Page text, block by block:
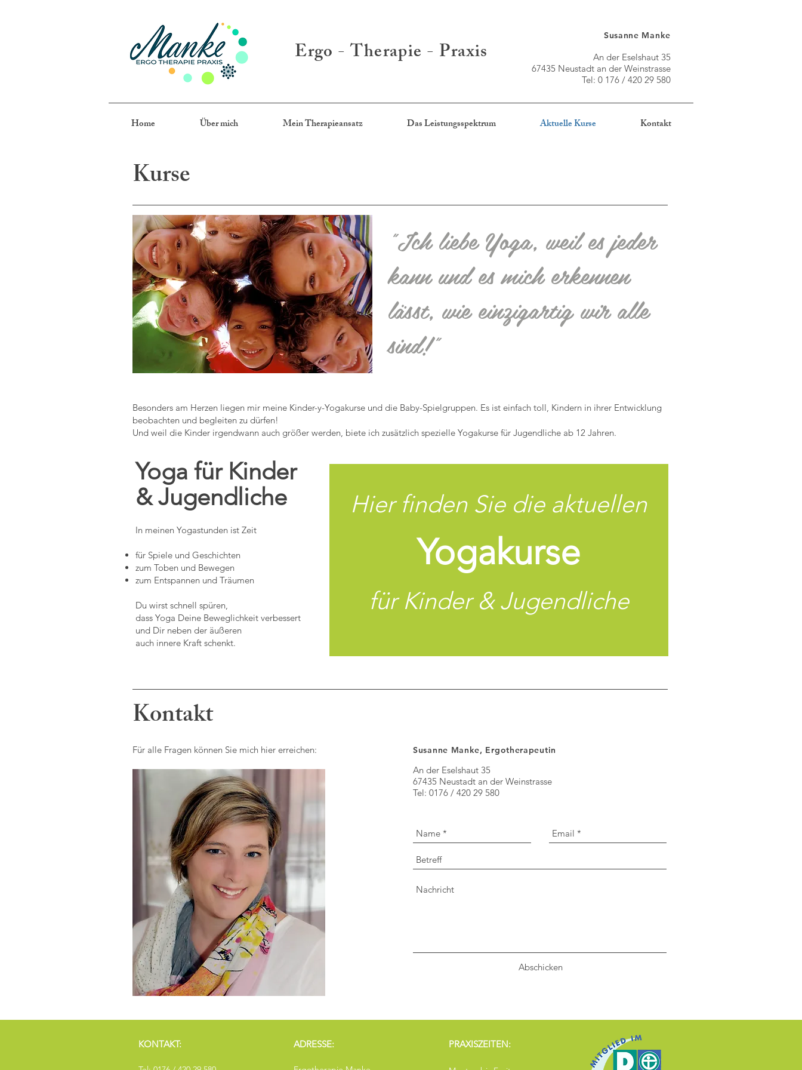
Susanne Manke
Ergo - Therapie - Praxis
An der Eselshaut 35
67435 Neustadt an der Weinstrasse
Tel: 0 176 / 420 29 580
Home Über mich Mein Therapieansatz Das Leistungsspektrum Aktuelle Kurse Kontakt
Kurse
"Ich liebe Yoga, weil es jeder
kann und es mich erkennen
lässt, wie einzigartig wir alle
sind!"
Besonders am Herzen liegen mir meine Kinder-y-Yogakurse und die Baby-Spielgruppen. Es ist einfach toll, Kindern in ihrer Entwicklung
beobachten und begleiten zu dürfen!
Und weil die Kinder irgendwann auch größer werden, biete ich zusätzlich spezielle Yogakurse für Jugendliche ab 12 Jahren.
Yoga für Kinder
& Jugendliche
In meinen Yogastunden ist Zeit
für Spiele und Geschichten
zum Toben und Bewegen
zum Entspannen und Träumen
Du wirst schnell spüren,
dass Yoga Deine Beweglichkeit verbessert
und Dir neben der äußeren
auch innere Kraft schenkt.
Hier finden Sie die aktuellen
Yogakurse
für Kinder & Jugendliche
Kontakt
Für alle Fragen können Sie mich hier erreichen: Susanne Manke, Ergotherapeutin
An der Eselshaut 35
67435 Neustadt an der Weinstrasse
Tel: 0176 / 420 29 580
Abschicken
KONTAKT: ADRESSE: PRAXISZEITEN: